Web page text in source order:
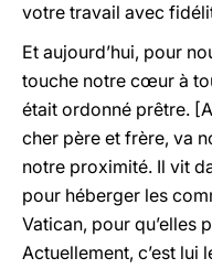
votre travail avec
Et aujourd’hui, pour
touche notre cœur à
était ordonné prêtre.
cher père et frère, va
notre proximité. Il vit
pour héberger les
Vatican, pour qu’elles
Actuellement, c’est lui